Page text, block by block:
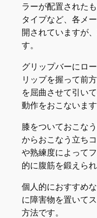
ラーが配置された
タイプなど、各メ
開されていますが
す。
グリップバーにロ
リップを握って前
を屈曲させて引い
動作をおこないます
膝をついておこな
からおこなう立ち
や熟練度によって
的に腹筋を鍛えられ
個人的におすすめ
に障害物を置いて
方法です。